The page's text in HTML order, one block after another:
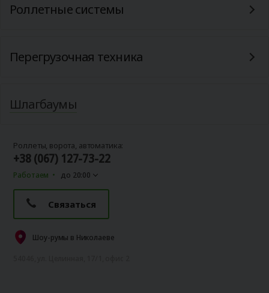
Роллетные системы
Перегрузочная техника
Шлагбаумы
Роллеты, ворота, автоматика:
+38 (067) 127-73-22
Работаем до 20:00
Связаться
Шоу-румы в Николаеве